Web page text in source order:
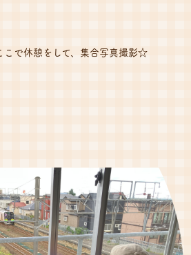
こで休憩をして、集合写真撮影☆